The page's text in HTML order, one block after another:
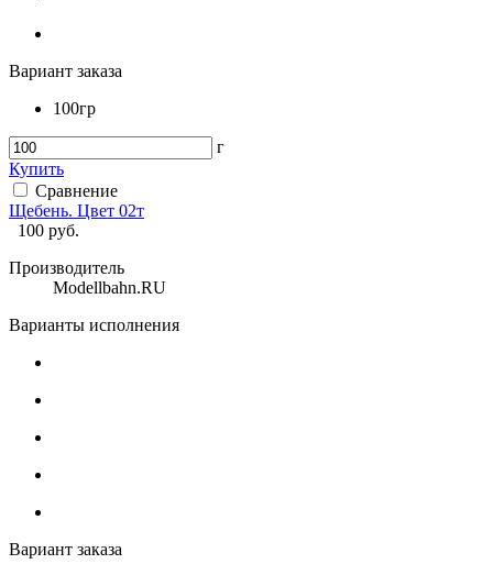
Вариант заказа
100гр
г
Купить
Сравнение
Щебень. Цвет 02т
100 руб.
Производитель
Modellbahn.RU
Варианты исполнения
Вариант заказа